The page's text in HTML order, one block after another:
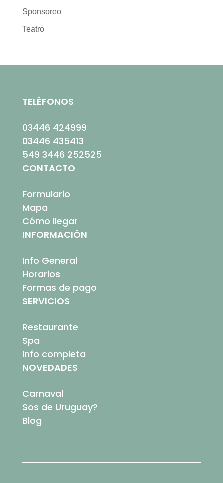
Sponsoreo
Teatro
TELÉFONOS
03446 424999
03446 435413
549 3446 252525
CONTACTO
Formulario
Mapa
Cómo llegar
INFORMACIÓN
Info General
Horarios
Formas de pago
SERVICIOS
Restaurante
Spa
Info completa
NOVEDADES
Carnaval
Sos de Uruguay?
Blog